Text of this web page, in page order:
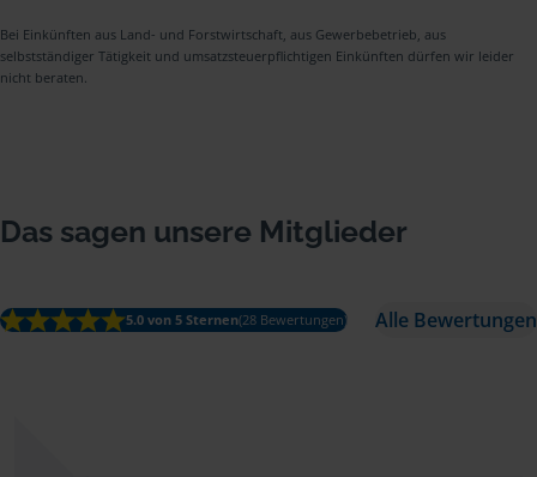
Bei Einkünften aus Land- und Forstwirtschaft, aus Gewerbebetrieb, aus
selbstständiger Tätigkeit und umsatzsteuerpflichtigen Einkünften dürfen wir leider
nicht beraten.
Das sagen unsere Mitglieder
5.0 von 5 Sternen(28 Bewertungen) Alle Bewertungen